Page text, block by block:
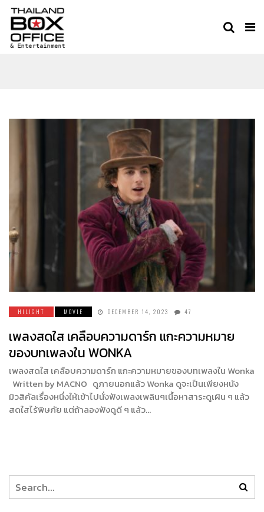
HILIGHT MOVIE DECEMBER 14, 2023 47
เพลงสดใส เคลือบความดาร์ก แกะความหมาย
ของบทเพลงใน WONKA
เพลงสดใส เคลือบความดาร์ก แกะความหมายของบทเพลงใน Wonka
Written by MACNO ดูภายนอกแล้ว Wonka ดูจะเป็นเพียงหนัง
มิวสิคัลเรื่องหนึ่งให้เข้าไปนั่งฟังเพลงเพลินๆเนื้อหาสาระดูเผิน ๆ แล้ว
สดใสไร้พิษภัย แต่ถ้าลองฟังดูดี ๆ แล้ว…